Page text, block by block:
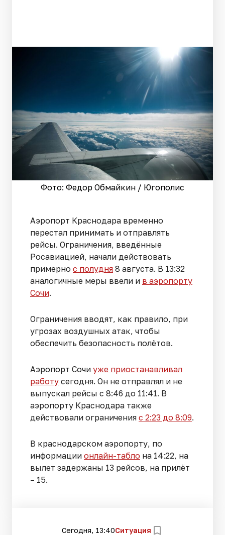
Фото: Федор Обмайкин / Югополис
Аэропорт Краснодара временно
перестал принимать и отправлять
рейсы. Ограничения, введённые
Росавиацией, начали действовать
примерно с полудня 8 августа. В 13:32
аналогичные меры ввели и в аэропорту
Сочи.
Ограничения вводят, как правило, при
угрозах воздушных атак, чтобы
обеспечить безопасность полётов.
Аэропорт Сочи уже приостанавливал
работу сегодня. Он не отправлял и не
выпускал рейсы с 8:46 до 11:41. В
аэропорту Краснодара также
действовали ограничения с 2:23 до 8:09.
В краснодарском аэропорту, по
информации онлайн-табло на 14:22, на
вылет задержаны 13 рейсов, на прилёт
– 15.
Сегодня, 13:40Ситуация